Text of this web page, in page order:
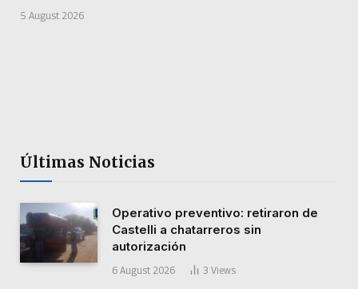
5 August 2026
Últimas Noticias
Operativo preventivo: retiraron de
Castelli a chatarreros sin
autorización
6 August 2026 3 Views